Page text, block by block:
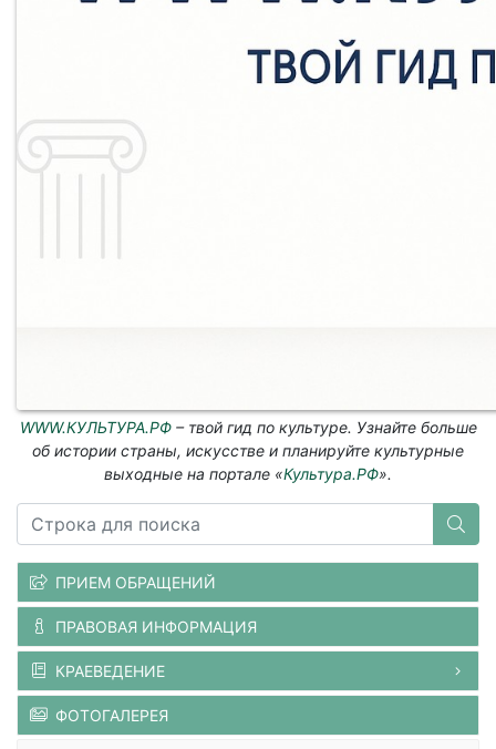
WWW.КУЛЬТУРА.РФ– твой гид по культуре. Узнайте больше
об истории страны, искусстве и планируйте культурные
выходные на портале «Культура.РФ».
ПРИЕМ ОБРАЩЕНИЙ
ПРАВОВАЯ ИНФОРМАЦИЯ
КРАЕВЕДЕНИЕ
ФОТОГАЛЕРЕЯ